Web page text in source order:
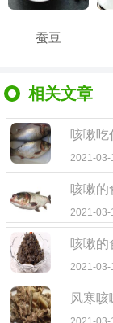
蚕豆
相关文章
咳嗽吃
2021-03-
咳嗽
2021-03-
咳嗽的
2021-03-
风寒